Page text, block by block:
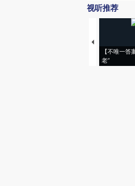
视听推荐
【不唯一答
老”